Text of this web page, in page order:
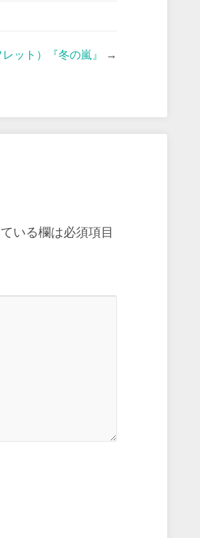
レット）『冬の嵐』 →
いる欄は必須項目